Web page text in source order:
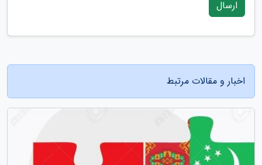
ارسال
اخبار و مقالات مرتبط